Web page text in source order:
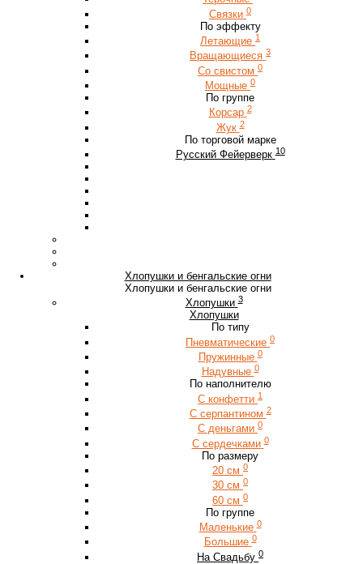
Связки 0
По эффекту
Летающие 1
Вращающиеся 3
Со свистом 0
Мощные 0
По группе
Корсар 2
Жук 2
По торговой марке
Русский Фейерверк 10
Хлопушки и бенгальские огни
Хлопушки и бенгальские огни
Хлопушки 3
Хлопушки
По типу
Пневматические 0
Пружинные 0
Надувные 0
По наполнителю
С конфетти 1
С серпантином 2
С деньгами 0
С сердечками 0
По размеру
20 см 0
30 см 0
60 см 0
По группе
Маленькие 0
Большие 0
На Свадьбу 0